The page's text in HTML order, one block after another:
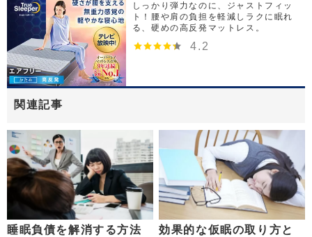
4.2
しっかり弾力なのに、ジャストフィッ
ト！腰や肩の負担を軽減しラクに眠れ
る、硬めの高反発マットレス。
関連記事
睡眠負債を解消する方法
効果的な仮眠の取り方と